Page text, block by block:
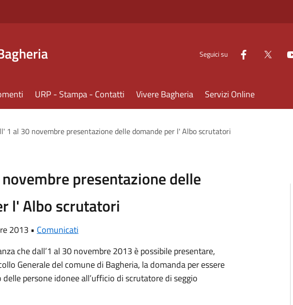
Seguici su
URP - Stampa - Contatti Vivere Bagheria Servizi Online
1 al 30 novembre presentazione delle domande per l' Albo scrutatori
presentazione delle
l' Albo scrutatori
2013 • Comunicati
che dall’1 al 30 novembre 2013 è possibile presentare,
Generale del comune di Bagheria, la domanda per essere
delle persone idonee all’ufficio di scrutatore di seggio